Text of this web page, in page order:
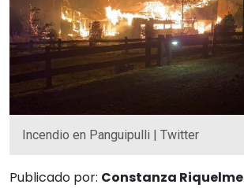
Incendio en Panguipulli | Twitter
Publicado por: Constanza Riquelme